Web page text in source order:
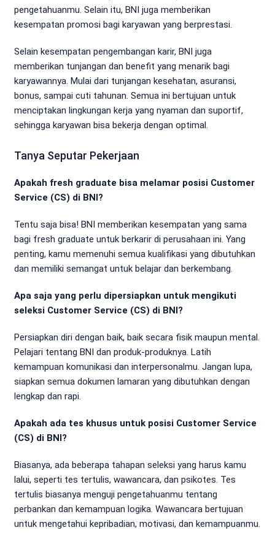
pengetahuanmu. Selain itu, BNI juga memberikan
kesempatan promosi bagi karyawan yang berprestasi.
Selain kesempatan pengembangan karir, BNI juga
memberikan tunjangan dan benefit yang menarik bagi
karyawannya. Mulai dari tunjangan kesehatan, asuransi,
bonus, sampai cuti tahunan. Semua ini bertujuan untuk
menciptakan lingkungan kerja yang nyaman dan suportif,
sehingga karyawan bisa bekerja dengan optimal.
Tanya Seputar Pekerjaan
Apakah fresh graduate bisa melamar posisi Customer
Service (CS) di BNI?
Tentu saja bisa! BNI memberikan kesempatan yang sama
bagi fresh graduate untuk berkarir di perusahaan ini. Yang
penting, kamu memenuhi semua kualifikasi yang dibutuhkan
dan memiliki semangat untuk belajar dan berkembang.
Apa saja yang perlu dipersiapkan untuk mengikuti
seleksi Customer Service (CS) di BNI?
Persiapkan diri dengan baik, baik secara fisik maupun mental.
Pelajari tentang BNI dan produk-produknya. Latih
kemampuan komunikasi dan interpersonalmu. Jangan lupa,
siapkan semua dokumen lamaran yang dibutuhkan dengan
lengkap dan rapi.
Apakah ada tes khusus untuk posisi Customer Service
(CS) di BNI?
Biasanya, ada beberapa tahapan seleksi yang harus kamu
lalui, seperti tes tertulis, wawancara, dan psikotes. Tes
tertulis biasanya menguji pengetahuanmu tentang
perbankan dan kemampuan logika. Wawancara bertujuan
untuk mengetahui kepribadian, motivasi, dan kemampuanmu.